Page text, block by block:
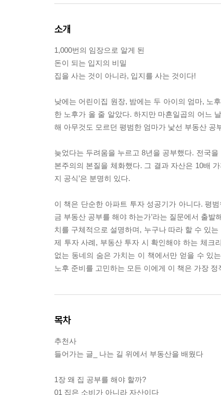
소개
1,000번의 임장으로 알게 된
돈이 되는 입지의 비밀
집을 사는 것이 아니라, 입지를 사는 것이다!
낮에는 어린이집 원장, 밤에는 두 아이의 엄마, 노
한 노후가 올 줄 알았다. 하지만 마흔일곱의 어느
해 아무것도 모르던 평범한 엄마가 낯선 부동산
늦었다는 두려움을 누르고 8년을 공부했다. 전국
본주의의 본질을 체화했다. 그 결과 자산은 10배
지 공식’은 분명히 있다.
이 책은 단순한 아파트 투자 성공기가 아니다. 평
금 부동산 공부를 해야 하는가’라는 질문에서 출
치를 구체적으로 설명하며, 누구나 따라 할 수 있
제 투자 사례, 부동산 투자 시 확인해야 하는 체크
없는 동네의 숨은 가치는 이 책에서만 얻을 수 있
노후 준비를 고민하는 모든 이에게 이 책은 가장
목차
추천사
들어가는 글_ 나는 길 위에서 부동산을 배웠다
1장 왜 집 공부를 해야 할까?
01 집은 소비가 아니라 자산이다